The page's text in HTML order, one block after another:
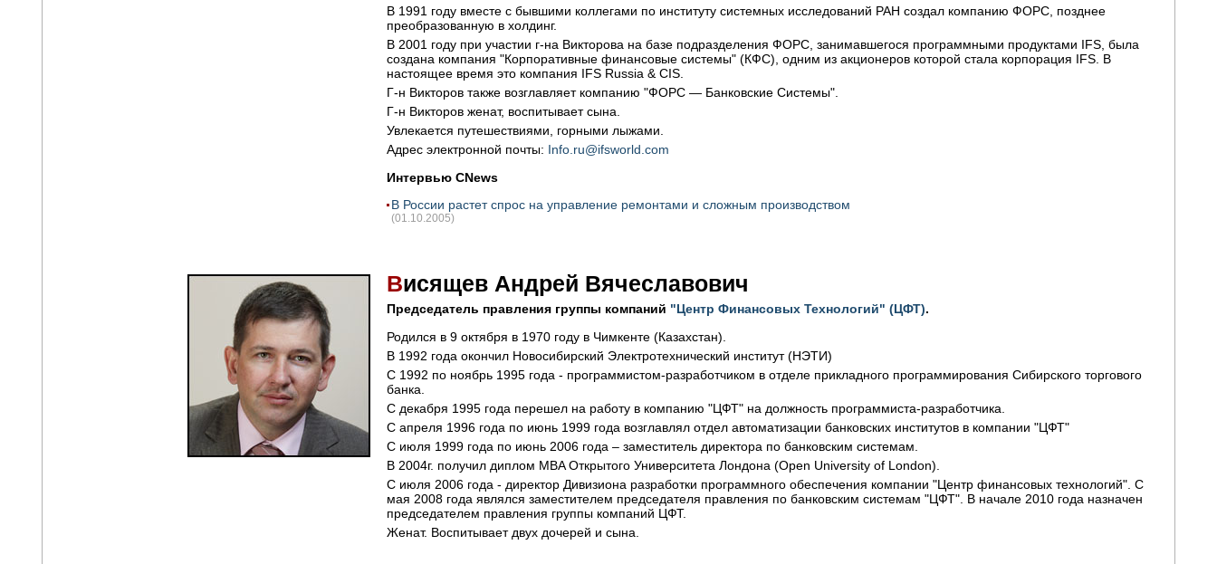
В 1991 году вместе с бывшими коллегами по институту системных исследований РАН создал компанию ФОРС, позднее
преобразованную в холдинг.
В 2001 году при участии г-на Викторова на базе подразделения ФОРС, занимавшегося программными продуктами IFS, была
создана компания "Корпоративные финансовые системы" (КФС), одним из акционеров которой стала корпорация IFS. В
настоящее время это компания IFS Russia & CIS.
Г-н Викторов также возглавляет компанию "ФОРС — Банковские Системы".
Г-н Викторов женат, воспитывает сына.
Увлекается путешествиями, горными лыжами.
Адрес электронной почты: Info.ru@ifsworld.com
Интервью CNews
В России растет спрос на управление ремонтами и сложным производством
(01.10.2005)
Висящев Андрей Вячеславович
Председатель правления группы компаний "Центр Финансовых Технологий" (ЦФТ).
Родился в 9 октября в 1970 году в Чимкенте (Казахстан).
В 1992 года окончил Новосибирский Электротехнический институт (НЭТИ)
С 1992 по ноябрь 1995 года - программистом-разработчиком в отделе прикладного программирования Сибирского торгового
банка.
С декабря 1995 года перешел на работу в компанию "ЦФТ" на должность программиста-разработчика.
С апреля 1996 года по июнь 1999 года возглавлял отдел автоматизации банковских институтов в компании "ЦФТ"
С июля 1999 года по июнь 2006 года – заместитель директора по банковским системам.
В 2004г. получил диплом MBA Открытого Университета Лондона (Open University of London).
С июля 2006 года - директор Дивизиона разработки программного обеспечения компании "Центр финансовых технологий". С
мая 2008 года являлся заместителем председателя правления по банковским системам "ЦФТ". В начале 2010 года назначен
председателем правления группы компаний ЦФТ.
Женат. Воспитывает двух дочерей и сына.